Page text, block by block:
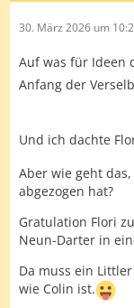
30. März 2026 um
Auf was für Ideen
Anfang der
Und ich dachte
Aber wie geht
abgezogen hat?
Gratulation Flori
Neun-Darter in
Da muss ein
wie Colin ist.